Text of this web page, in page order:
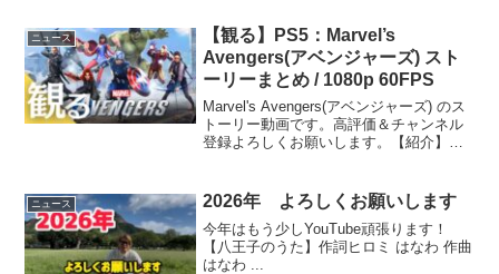
ニュース
【観る】PS5：Marvel’s
Avengers(アベンジャーズ) スト
ーリーまとめ / 1080p 60FPS
Marvel's Avengers(アベンジャーズ) のス
トーリー動画です。高評価＆チャンネル
登録よろしくお願いします。【紹介】ス
子「カマラ・カーン」が、「AIM」の
ニュース 2026年 よろしくお願いします
今年はもう少しYouTube頑張ります！
【八王子のうた】作詞ヒロミ はなわ 作曲
はなわ ...